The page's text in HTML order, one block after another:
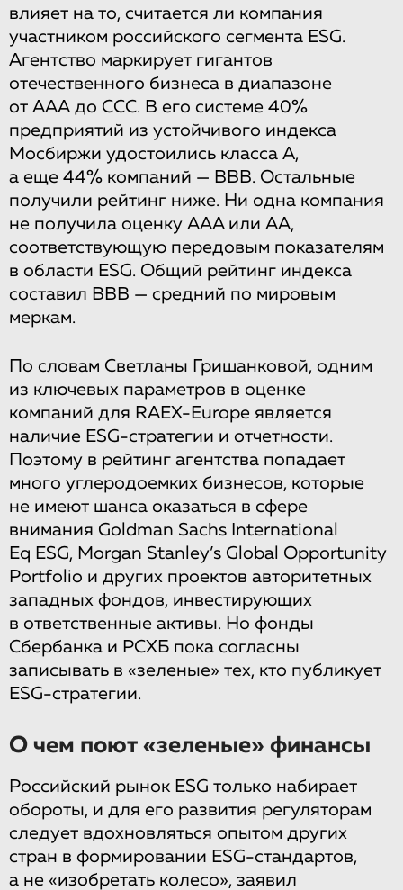
влияет на то, считается ли компания
участником российского сегмента ESG.
Агентство маркирует гигантов
отечественного бизнеса в диапазоне
от ААА до ССС. В его системе 40%
предприятий из устойчивого индекса
Мосбиржи удостоились класса А,
а еще 44% компаний — BBB. Остальные
получили рейтинг ниже. Ни одна компания
не получила оценку AAA или AA,
соответствующую передовым показателям
в области ESG. Общий рейтинг индекса
составил BBB — средний по мировым
меркам.
По словам Светланы Гришанковой, одним
из ключевых параметров в оценке
компаний для RAEX-Europe является
наличие ESG-стратегии и отчетности.
Поэтому в рейтинг агентства попадает
много углеродоемких бизнесов, которые
не имеют шанса оказаться в сфере
внимания Goldman Sachs International
Eq ESG, Morgan Stanley’s Global Opportunity
Portfolio и других проектов авторитетных
западных фондов, инвестирующих
в ответственные активы. Но фонды
Сбербанка и РСХБ пока согласны
записывать в «зеленые» тех, кто публикует
ESG-стратегии.
О чем поют «зеленые» финансы
Российский рынок ESG только набирает
обороты, и для его развития регуляторам
следует вдохновляться опытом других
стран в формировании ESG-стандартов,
а не «изобретать колесо», заявил